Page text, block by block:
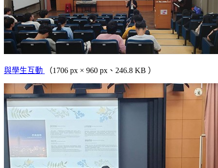
與學生互動 （1706 px × 960 px、246.8 KB ）